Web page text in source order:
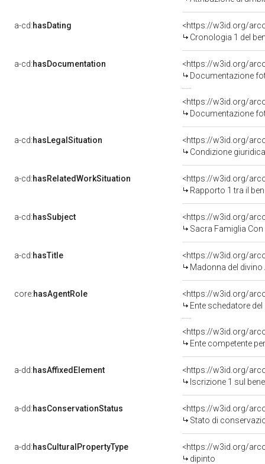
a-cd:hasDating
<https://w3id.org/
Cronologia 1 del
a-cd:hasDocumentation
Documentazione
Documentazione
a-cd:hasLegalSituation
Condizione
a-cd:hasRelatedWorkSituation
<https://w3id.org/
Rapporto 1 tra il
a-cd:hasSubject
<https://w3id.org/
Sacra Famiglia
a-cd:hasTitle
<https://w3id.org/
Madonna del divino
core:hasAgentRole
<https://w3id.org/
Ente schedatore
<https://w3id.org/
Ente competente per tutela
a-dd:hasAffixedElement
<https://w3id.org/
Iscrizione 1 sul
a-dd:hasConservationStatus
<https://w3id.org/
Stato di
a-dd:hasCulturalPropertyType
<https://w3id.org/
dipinto